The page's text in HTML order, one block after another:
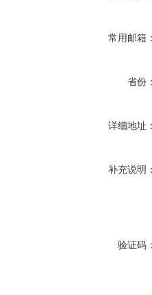
常用邮箱
省份
详细地址
补充说明
验证码